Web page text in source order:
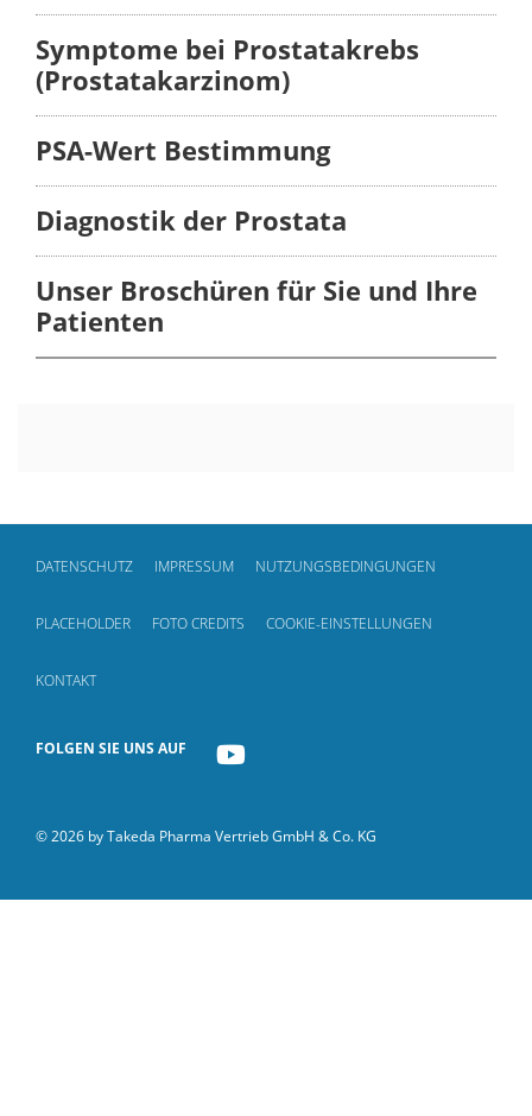
Symptome bei Prostatakrebs
(Prostatakarzinom)
PSA-Wert Bestimmung
Diagnostik der Prostata
Unser Broschüren für Sie und Ihre
Patienten
DATENSCHUTZ IMPRESSUM NUTZUNGSBEDINGUNGEN
PLACEHOLDER FOTO CREDITS COOKIE-EINSTELLUNGEN
KONTAKT
FOLGEN SIE UNS AUF
YOUTUBE
© 2026 by Takeda Pharma Vertrieb GmbH & Co. KG